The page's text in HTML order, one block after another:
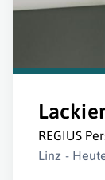
REGIUS
Linz -